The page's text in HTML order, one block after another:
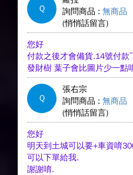
Q 詢問商品 : 無商品
(悄悄話留言)
您好
付款之後才會備貨.14號付款
發財樹 葉子會比圖片少一點
Q
張右宗
詢問商品 : 無商品
(悄悄話留言)
您好
明天到土城可以要+車資唷
可以下單給我.
謝謝唷.